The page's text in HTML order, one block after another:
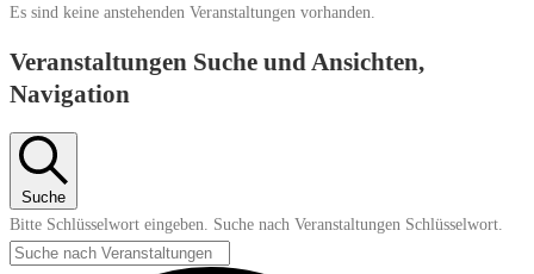
Es sind keine anstehenden Veranstaltungen vorhanden.
Veranstaltungen Suche und Ansichten,
Navigation
Suche
Bitte Schlüsselwort eingeben. Suche nach Veranstaltungen Schlüsselwort.